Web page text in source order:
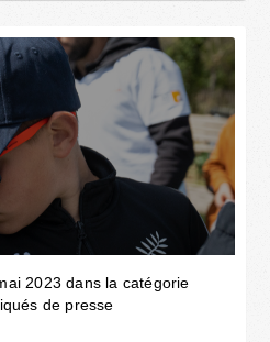
2023 dans la catégorie
de presse